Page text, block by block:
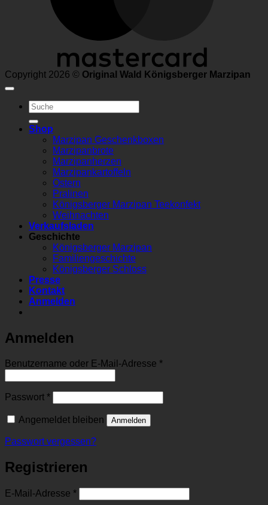
Copyright 2026 © Original Wald Königsberger Marzipan
Suchen
nach:
Shop
Marzipan Geschenkboxen
Marzipanbrote
Marzipanherzen
Marzipankartoffeln
Ostern
Pralinen
Königsberger Marzipan Teekonfekt
Weihnachten
Verkaufsladen
Geschichte
Königsberger Marzipan
Familiengeschichte
Königsberger Schloss
Presse
Kontakt
Anmelden
Anmelden
Benutzername oder E-Mail-Adresse *Erforderlich
Passwort *Erforderlich
Angemeldet bleiben Anmelden
Passwort vergessen?
Registrieren
E-Mail-Adresse *Erforderlich